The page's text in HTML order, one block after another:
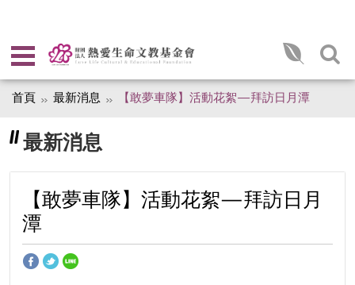
首頁 最新消息 【敢夢車隊】活動花絮—拜訪日月潭
最新消息
【敢夢車隊】活動花絮—拜訪日月
潭